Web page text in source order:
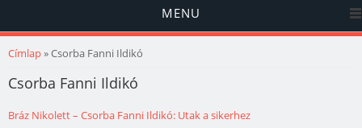
MENU
Jelenlegi hely
Címlap» Csorba Fanni Ildikó
Csorba Fanni Ildikó
Bráz Nikolett – Csorba Fanni Ildikó: Utak a sikerhez